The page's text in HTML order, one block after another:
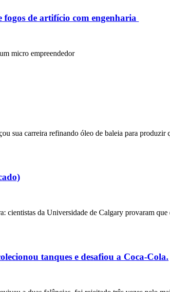
de artifício com engenharia
micro empreendedor
sua carreira refinando óleo de baleia para produzir
cientistas da Universidade de Calgary provaram
tanques e desafiou a Coca-Cola.